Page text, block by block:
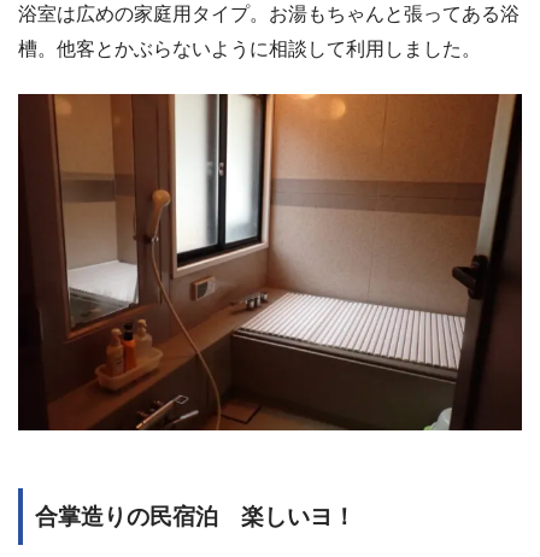
浴室は広めの家庭用タイプ。お湯もちゃんと張ってある浴
槽。他客とかぶらないように相談して利用しました。
合掌造りの民宿泊 楽しいヨ！